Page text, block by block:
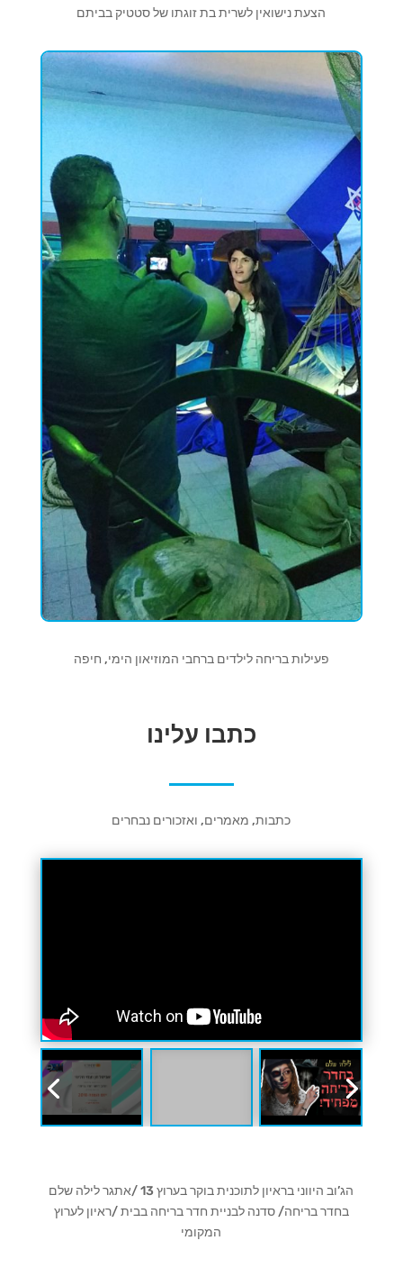
הצעת נישואין לשרית בת זוגתו של סטטיק בביתם
פעילות בריחה לילדים ברחבי המוזיאון הימי, חיפה
כתבו עלינו
כתבות, מאמרים, ואזכורים נבחרים
הג’וב היווני בראיון לתוכנית בוקר בערוץ 13 /אתגר לילה שלם
בחדר בריחה/ סדנה לבניית חדר בריחה בבית /ראיון לערוץ
המקומי